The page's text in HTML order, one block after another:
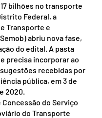
bilhões no transporte
Federal, a
Transporte e
abriu nova fase,
do edital. A pasta
precisa incorporar ao
recebidas por
pública, em 3 de
2020.
Concessão do Serviço
do Transporte